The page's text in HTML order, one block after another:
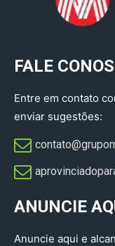
FALE
Entre em contato
enviar sugestões:
ANUNCIE
Anuncie aqui e